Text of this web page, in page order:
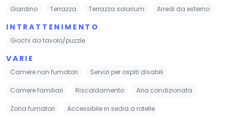
Giardino Terrazza Terrazza solarium Arredi da esterno
INTRATTENIMENTO
Giochi da tavolo/puzzle
VARIE
Camere non fumatori Servizi per ospiti disabili
Camere familiari Riscaldamento Aria condizionata
Zona fumatori Accessibile in sedia a rotelle